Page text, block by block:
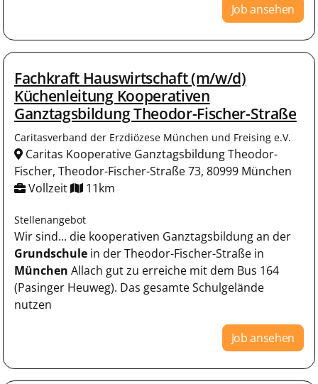
Job ansehen
Fachkraft Hauswirtschaft (m/w/d)
Küchenleitung Kooperativen
Ganztagsbildung Theodor-Fischer-Straße
Caritasverband der Erzdiözese München und Freising e.V.
Caritas Kooperative Ganztagsbildung Theodor-
Fischer, Theodor-Fischer-Straße 73, 80999 München
Vollzeit
11km
Stellenangebot
Wir sind... die kooperativen Ganztagsbildung an der
Grundschule in der Theodor-Fischer-Straße in
München Allach gut zu erreiche mit dem Bus 164
(Pasinger Heuweg). Das gesamte Schulgelände
nutzen
Job ansehen